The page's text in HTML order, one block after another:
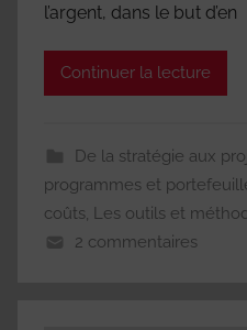
l’argent, dans le but d’en
Continuer la lecture
De la stratégie aux
programmes et
coûts Les outils et
2 commentaires